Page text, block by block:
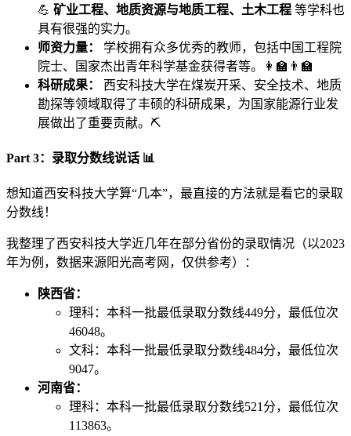
💪 矿业工程、地质资源与地质工程、土木工程 等学科也
具有很强的实力。
师资力量：
学校拥有众多优秀的教师，包括中国工程院
院士、国家杰出青年科学基金获得者等。👩‍🏫👨‍🏫
科研成果：
西安科技大学在煤炭开采、安全技术、地质
勘探等领域取得了丰硕的科研成果，为国家能源行业发
展做出了重要贡献。⛏️
Part 3：录取分数线说话 📊
想知道西安科技大学算“几本”，最直接的方法就是看它的录取
分数线！
我整理了西安科技大学近几年在部分省份的录取情况（以2023
年为例，数据来源阳光高考网，仅供参考）：
陕西省：
理科：本科一批最低录取分数线449分，最低位次
46048。
文科：本科一批最低录取分数线484分，最低位次
9047。
河南省：
理科：本科一批最低录取分数线521分，最低位次
113863。